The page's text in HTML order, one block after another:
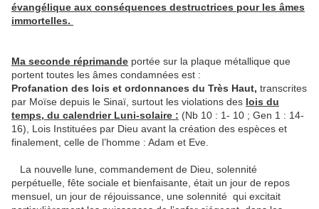
évangélique aux conséquences destructrices pour les âmes
immortelles.
Ma seconde réprimande portée sur la plaque métallique que
portent toutes les âmes condamnées est :
Profanation des lois et ordonnances du Très Haut, transcrites
par Moïse depuis le Sinaï, surtout les violations des lois du
temps, du calendrier Luni-solaire : (Nb 10 : 1- 10 ; Gen 1 : 14-
16), Lois Instituées par Dieu avant la création des espèces et
finalement, celle de l’homme : Adam et Eve.
La nouvelle lune, commandement de Dieu, solennité
perpétuelle, fête sociale et bienfaisante, était un jour de repos
mensuel, un jour de réjouissance, une solennité qui excitait